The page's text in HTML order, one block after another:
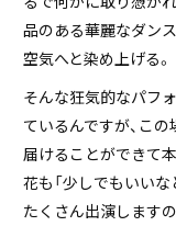
品のある華麗なダン
空気へと染め上げる。
そんな狂気的なパフ
ているんですが、こ
届けることができて
花も「少しでもいい
たくさん出演します